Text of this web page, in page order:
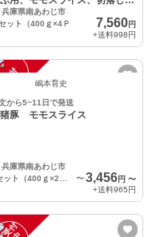
チ）
兵庫県南あわじ市
ット（400ｇ×4Ｐ
7,560円
+送料998円
嶋本育史
から5~11日で発送
豚 モモスライス
兵庫県南あわじ市
〜3,456円 〜
+送料965円